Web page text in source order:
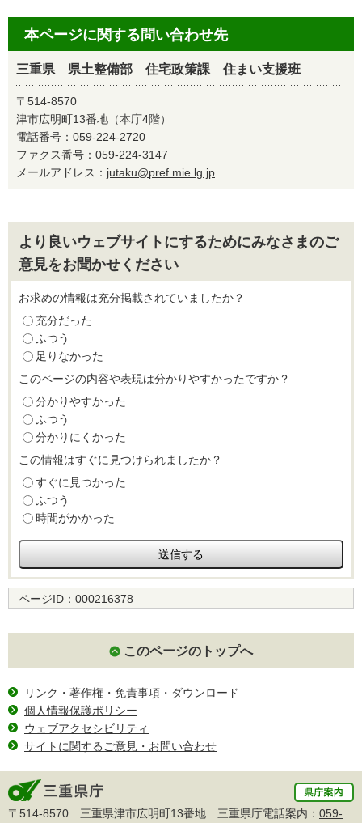
本ページに関する問い合わせ先
三重県 県土整備部 住宅政策課 住まい支援班
〒514-8570
津市広明町13番地（本庁4階）
電話番号： 059-224-2720
ファクス番号：059-224-3147
メールアドレス： jutaku@pref.mie.lg.jp
より良いウェブサイトにするためにみなさまのご
意見をお聞かせください
お求めの情報は充分掲載されていましたか？
充分だった
ふつう
足りなかった
このページの内容や表現は分かりやすかったですか？
分かりやすかった
ふつう
分かりにくかった
この情報はすぐに見つけられましたか？
すぐに見つかった
ふつう
時間がかかった
ページID： 000216378
このページのトップへ
リンク・著作権・免責事項・ダウンロード
個人情報保護ポリシー
ウェブアクセシビリティ
サイトに関するご意見・お問い合わせ
〒514-8570 三重県津市広明町13番地 三重県庁電話案内： 059-